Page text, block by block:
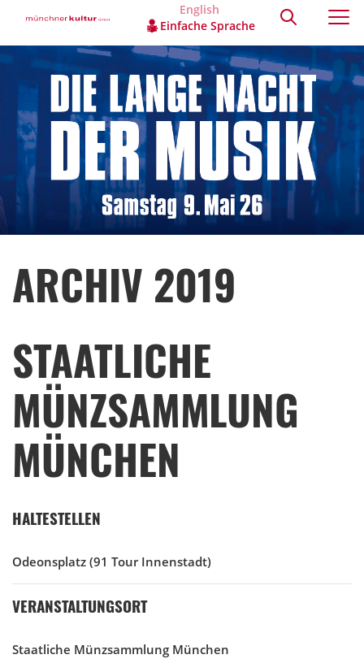
English
Einfache Sprache
ARCHIV 2019
STAATLICHE
MÜNZSAMMLUNG
MÜNCHEN
HALTESTELLEN
Odeonsplatz (91 Tour Innenstadt)
VERANSTALTUNGSORT
Staatliche Münzsammlung München